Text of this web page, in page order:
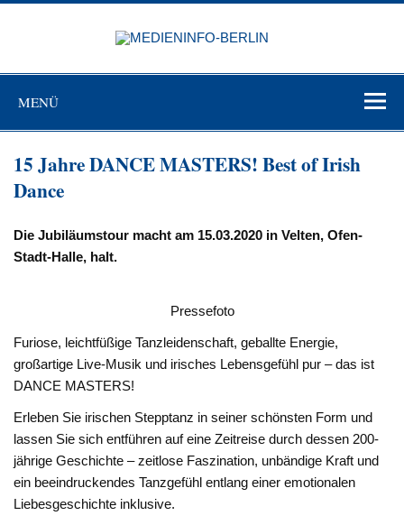
Zum
MENÜ
15 Jahre DANCE MASTERS! Best of Irish
Dance
Die Jubiläumstour macht am 15.03.2020 in Velten, Ofen-
Stadt-Halle, halt.
Pressefoto
Furiose, leichtfüßige Tanzleidenschaft, geballte Energie,
großartige Live-Musik und irisches Lebensgefühl pur – das ist
DANCE MASTERS!
Erleben Sie irischen Stepptanz in seiner schönsten Form und
lassen Sie sich entführen auf eine Zeitreise durch dessen 200-
jährige Geschichte – zeitlose Faszination, unbändige Kraft und
ein beeindruckendes Tanzgefühl entlang einer emotionalen
Liebesgeschichte inklusive.